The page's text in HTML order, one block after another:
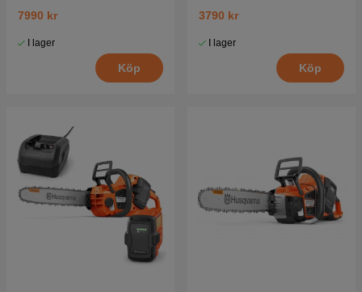
7990 kr
I lager
Köp
3790 kr
I lager
Köp